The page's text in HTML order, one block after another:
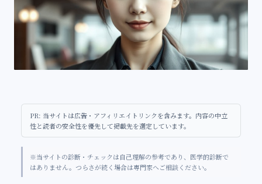
PR: 当サイトは広告・アフィリエイトリンクを含みます。内容の中立
性と読者の安全性を優先して掲載先を選定しています。
※当サイトの診断・チェックは自己理解の参考であり、医学的診断で
はありません。つらさが続く場合は専門家へご相談ください。